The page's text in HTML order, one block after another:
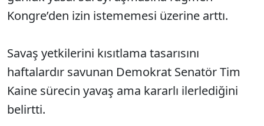
Kongre’den izin istememesi üzerine arttı.
Savaş yetkilerini kısıtlama tasarısını
haftalardır savunan Demokrat Senatör Tim
Kaine sürecin yavaş ama kararlı ilerlediğini
belirtti.